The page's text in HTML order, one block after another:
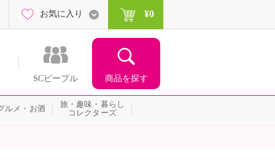
SCピープル 商品を探す
お気に入り ¥0
ルメ・お酒
旅・趣味・暮らし
コレクターズ